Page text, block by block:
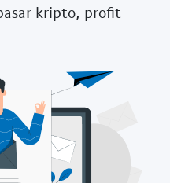
kripto, profit